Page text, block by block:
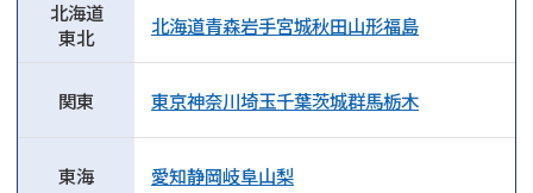
北海道
東北
北海道青森岩手宮城秋田山形福島
関東 東京神奈川埼玉千葉茨城群馬栃木
東海 愛知静岡岐阜山梨